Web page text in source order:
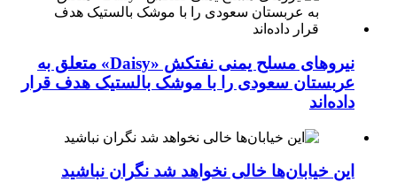
نیروهای مسلح یمنی نفتکش «Daisy» متعلق به
عربستان سعودی را با موشک بالستیک هدف قرار
داده‌اند
این خیابان‌ها خالی نخواهد شد نگران نباشید